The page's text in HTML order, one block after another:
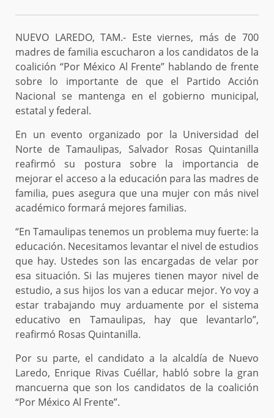
NUEVO LAREDO, TAM.- Este viernes, más de 700
madres de familia escucharon a los candidatos de la
coalición “Por México Al Frente” hablando de frente
sobre lo importante de que el Partido Acción
Nacional se mantenga en el gobierno municipal,
estatal y federal.
En un evento organizado por la Universidad del
Norte de Tamaulipas, Salvador Rosas Quintanilla
reafirmó su postura sobre la importancia de
mejorar el acceso a la educación para las madres de
familia, pues asegura que una mujer con más nivel
académico formará mejores familias.
“En Tamaulipas tenemos un problema muy fuerte: la
educación. Necesitamos levantar el nivel de estudios
que hay. Ustedes son las encargadas de velar por
esa situación. Si las mujeres tienen mayor nivel de
estudio, a sus hijos los van a educar mejor. Yo voy a
estar trabajando muy arduamente por el sistema
educativo en Tamaulipas, hay que levantarlo”,
reafirmó Rosas Quintanilla.
Por su parte, el candidato a la alcaldía de Nuevo
Laredo, Enrique Rivas Cuéllar, habló sobre la gran
mancuerna que son los candidatos de la coalición
“Por México Al Frente”.